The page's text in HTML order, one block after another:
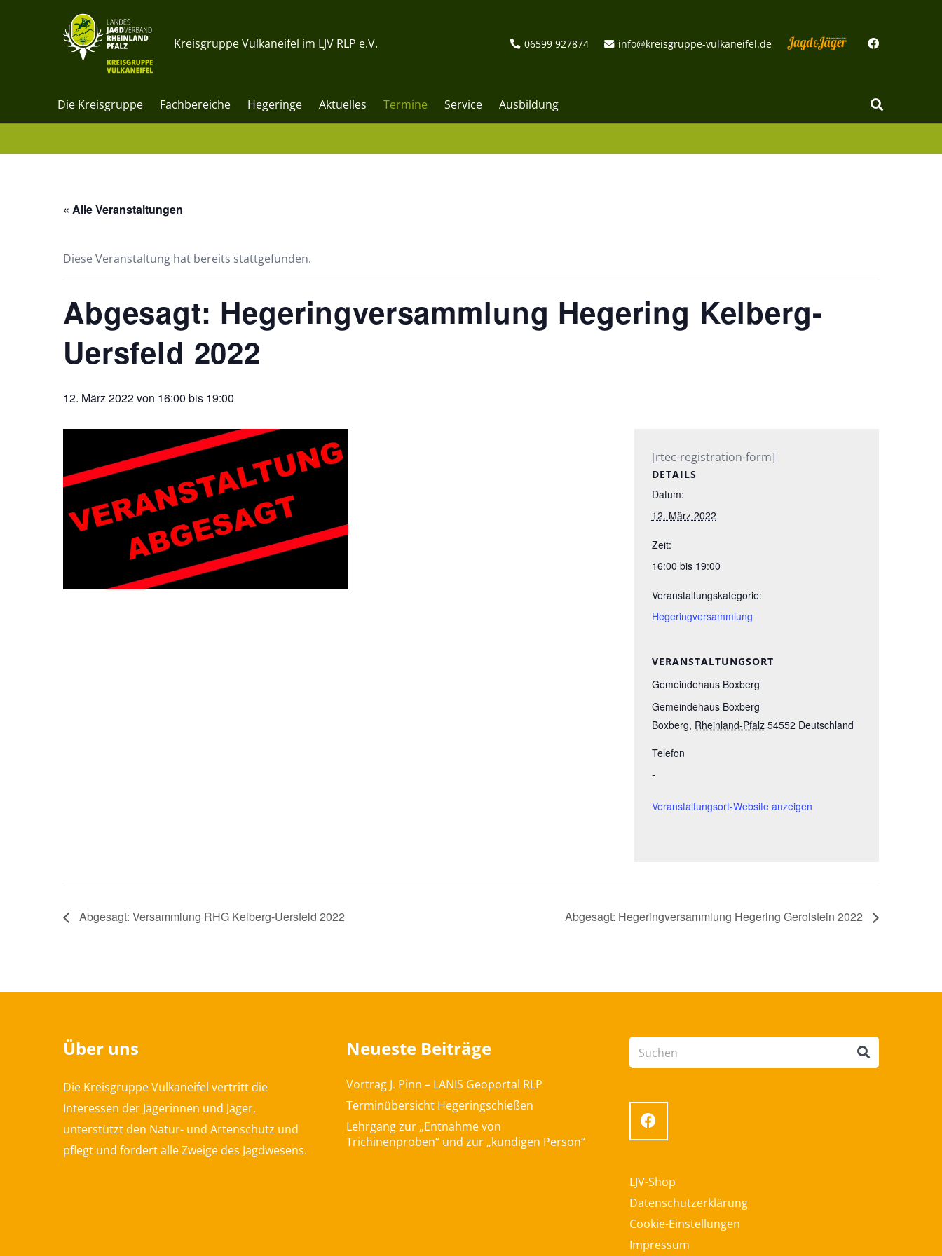
Kreisgruppe Vulkaneifel im LJV RLP e.V. 06599 927874 info@kreisgruppe-vulkaneifel.de
Die Kreisgruppe Fachbereiche Hegeringe Aktuelles Termine Service Ausbildung
« Alle Veranstaltungen
Diese Veranstaltung hat bereits stattgefunden.
Abgesagt: Hegeringversammlung Hegering Kelberg-
Uersfeld 2022
12. März 2022 von 16:00 bis 19:00
[rtec-registration-form]
DETAILS
Datum:
12. März 2022
Zeit:
16:00 bis 19:00
Veranstaltungskategorie:
Hegeringversammlung
VERANSTALTUNGSORT
Gemeindehaus Boxberg
Gemeindehaus Boxberg
Boxberg, Rheinland-Pfalz 54552 Deutschland
Telefon
-
Veranstaltungsort-Website anzeigen
Abgesagt: Versammlung RHG Kelberg-Uersfeld 2022 Abgesagt: Hegeringversammlung Hegering Gerolstein 2022
Über uns
Die Kreisgruppe Vulkaneifel vertritt die
Interessen der Jägerinnen und Jäger,
unterstützt den Natur- und Artenschutz und
pflegt und fördert alle Zweige des Jagdwesens.
Neueste Beiträge
Vortrag J. Pinn – LANIS Geoportal RLP
Terminübersicht Hegeringschießen
Lehrgang zur „Entnahme von
Trichinenproben“ und zur „kundigen Person“
LJV-Shop
Datenschutzerklärung
Cookie-Einstellungen
Impressum